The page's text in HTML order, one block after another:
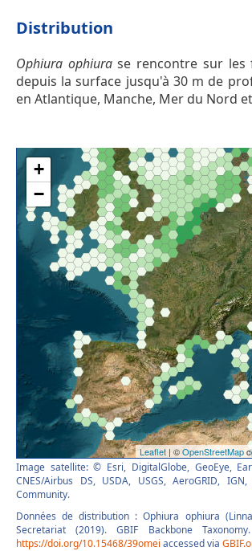
Distribution
Ophiura ophiurase rencontre sur les
depuis la surface jusqu'à 30 m de
en Atlantique, Manche, Mer du Nord
Image satellite: © Esri, DigitalGlobe, GeoEye,
CNES/Airbus DS, USDA, USGS, AeroGRID,
Community.
Données de distribution : Ophiura ophiura
Secretariat (2019). GBIF Backbone
https://doi.org/10.15468/39omei accessed via